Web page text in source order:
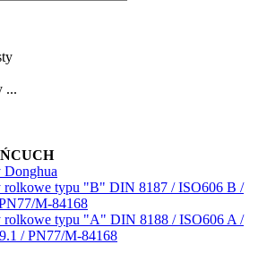
...
Donghua
rolkowe typu "B" DIN 8187 / ISO606 B /
M-84168
rolkowe typu "A" DIN 8188 / ISO606 A /
/ PN77/M-84168